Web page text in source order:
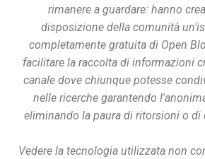
rimanere a guardare: hanno
disposizione della comunità
completamente gratuita di Open
facilitare la raccolta di informazioni
canale dove chiunque potesse
nelle ricerche garantendo
eliminando la paura di ritorsioni o di
Vedere la tecnologia utilizzata non